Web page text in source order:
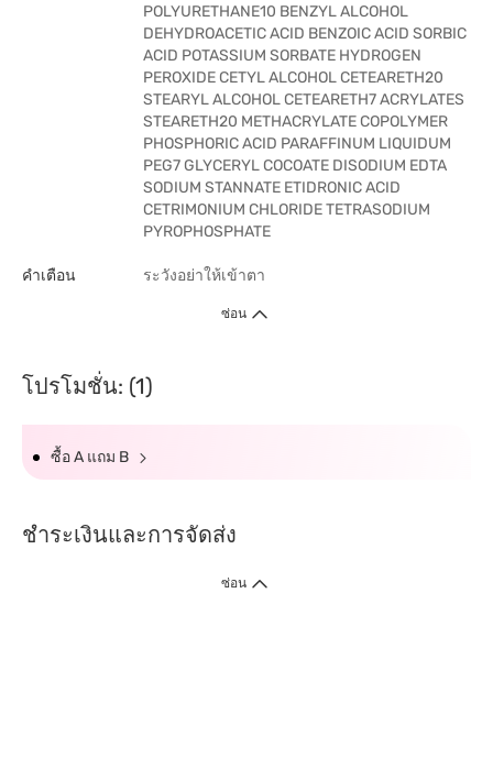
POLYURETHANE10 BENZYL ALCOHOL
DEHYDROACETIC ACID BENZOIC ACID SORBIC
ACID POTASSIUM SORBATE HYDROGEN
PEROXIDE CETYL ALCOHOL CETEARETH20
STEARYL ALCOHOL CETEARETH7 ACRYLATES
STEARETH20 METHACRYLATE COPOLYMER
PHOSPHORIC ACID PARAFFINUM LIQUIDUM
PEG7 GLYCERYL COCOATE DISODIUM EDTA
SODIUM STANNATE ETIDRONIC ACID
CETRIMONIUM CHLORIDE TETRASODIUM
PYROPHOSPHATE
คำเตือน ระวังอย่าให้เข้าตา
ซ่อน
โปรโมชั่น: (1)
ซื้อ A แถม B
ชำระเงินและการจัดส่ง
ซ่อน